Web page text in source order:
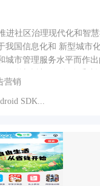
我国信息化和 新型城市
城市管理服务水平而作
化发展的基本策 略，推
服务条 块分割的状态，
、开发利用和综合服务，
区管理和服务水平。 通
镇（街道）、区县、市四
营销
SDK...